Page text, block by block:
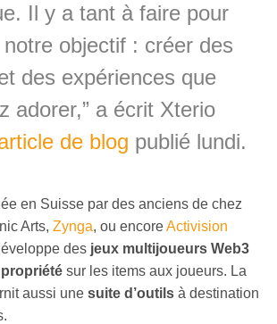
Il y a tant à faire pour
objectif : créer des
des expériences que
adorer,” a écrit Xterio
de blog publié lundi.
en Suisse par des anciens de chez
Arts, Zynga, ou encoreActivision
des jeux multijoueurs Web3
sur les items aux joueurs. La
aussi une suite d’outils à destination